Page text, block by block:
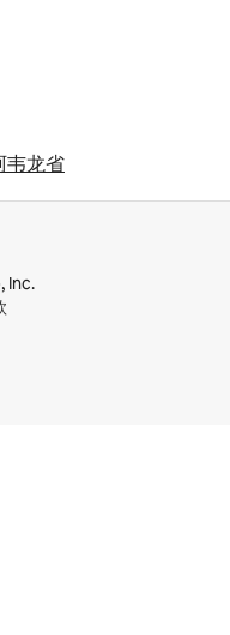
韦龙省
Inc.